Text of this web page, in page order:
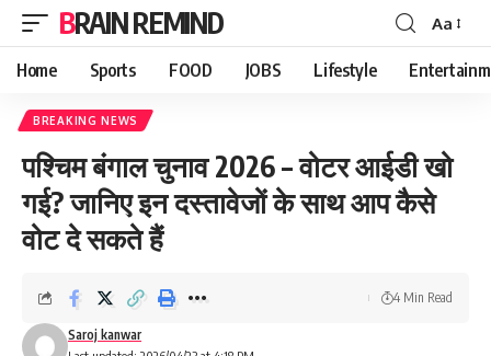
BRAIN REMIND
Font
Resizer
Aa
Home Sports FOOD JOBS Lifestyle
BREAKING NEWS
पश्चिम बंगाल चुनाव 2026 – वोटर आईडी खो
गई? जानिए इन दस्तावेजों के साथ आप कैसे
वोट दे सकते हैं
Saroj kanwar
4 Min Read